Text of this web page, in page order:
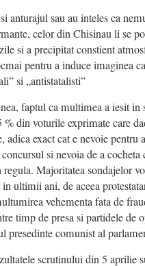
anturajul sau au inteles ca
celor din Chisinau li se
si a precipitat constient
pentru a induce imaginea
si „antistatalisti”
faptul ca multimea a iesit in
% din voturile exprimate care
exact cat e nevoie pentru
si nevoia de a
Majoritatea sondajelor
ultimii ani, de aceea
vehementa fata de
timp de presa si partidele de
presedinte comunist al
scrutinului din 5 aprilie